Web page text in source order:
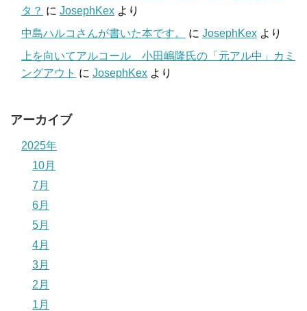
タ？ に JosephKex より
中島ハルコさんが書いた本です。
に JosephKex より
上を向いてアルコール 小田嶋隆氏の「元アル中」カミ
ングアウト に JosephKex より
アーカイブ
2025年
10月
7月
6月
5月
4月
3月
2月
1月